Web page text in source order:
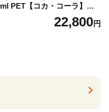
ml PET【コカ・コーラ】ペ
ットボトル 1ケース(24本) 定
期便 3回(72本) セット お茶
22,800円